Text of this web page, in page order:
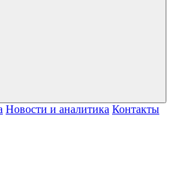
Новости и аналитика Контакты